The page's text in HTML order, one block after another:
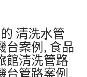
清洗水管
台案例, 食品
館清洗管路
台管路案例,